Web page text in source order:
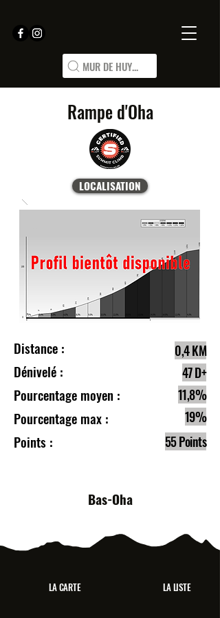
MUR DE HUY...
Rampe d'Oha
LOCALISATION
Distance :
Dénivelé :
Pourcentage moyen :
Pourcentage max :
Points :
0,4 KM
47 D+
11,8%
19%
55 Points
Bas-Oha
LA CARTE LA LISTE